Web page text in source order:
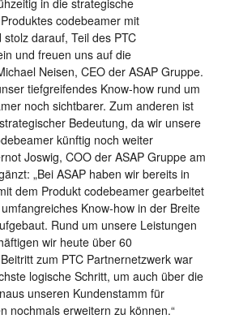
codebeamer mit
darauf, Teil des PTC
und freuen uns auf die
Neisen, CEO der ASAP Gruppe.
tiefgreifendes Know-how rund um
noch sichtbarer. Zum anderen ist
Bedeutung, da wir unsere
künftig noch weiter
Joswig, COO der ASAP Gruppe am
„Bei ASAP haben wir bereits in
dem Produkt codebeamer gearbeitet
Know-how in der Breite
Rund um unsere Leistungen
wir heute über 60
zum PTC Partnernetzwerk war
logische Schritt, um auch über die
unseren Kundenstamm für
nochmals erweitern zu können.“